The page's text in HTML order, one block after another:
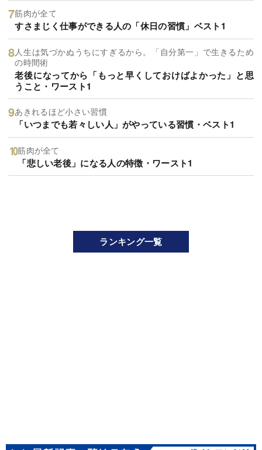
筋肉が全て
すさまじく仕事ができる人の「休日の習慣」ベスト1
人生は気づかぬうちにすぎるから。「自分第一」で生きるため
の時間術
老後になってから「もっと早くしておけばよかった」と思
うこと・ワースト1
あきれるほど小さい習慣
「いつまでも若々しい人」がやっている習慣・ベスト1
筋肉が全て
「悲しい老後」になる人の特徴・ワースト1
ランキング一覧